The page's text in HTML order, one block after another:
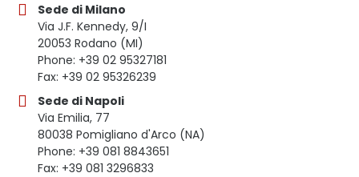
Sede di Milano
Via J.F. Kennedy, 9/I
20053 Rodano (MI)
Phone: +39 02 95327181
Fax: +39 02 95326239
Sede di Napoli
Via Emilia, 77
80038 Pomigliano d'Arco (NA)
Phone: +39 081 8843651
Fax: +39 081 3296833